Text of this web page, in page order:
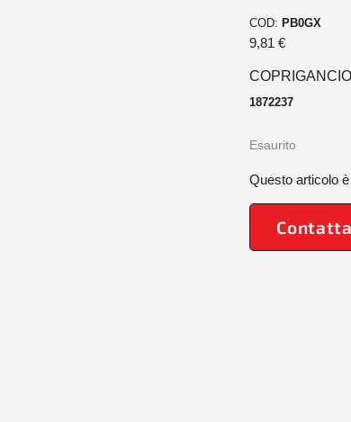
COD: PB0GX
9,81 €
1872237
Esaurito
Questo articolo